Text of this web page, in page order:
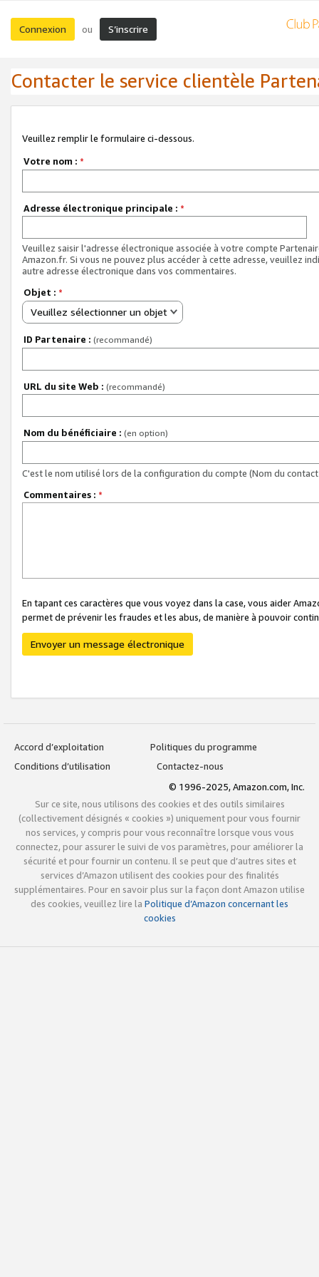
Connexion ou S’inscrire
Contacter le service clientèle
Veuillez remplir le formulaire ci-dessous.
Votre nom : *
Adresse électronique principale : *
Veuillez saisir l'adresse électronique associée à votre compte
Amazon.fr. Si vous ne pouvez plus accéder à cette adresse, veuillez
autre adresse électronique dans vos commentaires.
Objet : *
Veuillez sélectionner un objet
ID Partenaire : (recommandé)
URL du site Web : (recommandé)
Nom du bénéficiaire : (en option)
C'est le nom utilisé lors de la configuration du compte (Nom du
Commentaires : *
En tapant ces caractères que vous voyez dans la case, vous aider
permet de prévenir les fraudes et les abus, de manière à pouvoir
Envoyer un message électronique
Accord d’exploitation
Politiques du programme
Conditions d’utilisation
Contactez-nous
© 1996-2025, Amazon.com, Inc.
Sur ce site, nous utilisons des cookies et des outils similaires
(collectivement désignés « cookies ») uniquement pour vous fournir
nos services, y compris pour vous reconnaître lorsque vous vous
connectez, pour assurer le suivi de vos paramètres, pour améliorer la
sécurité et pour fournir un contenu. Il se peut que d’autres sites et
services d’Amazon utilisent des cookies pour des finalités
supplémentaires. Pour en savoir plus sur la façon dont Amazon utilise
des cookies, veuillez lire la Politique d’Amazon concernant les
cookies